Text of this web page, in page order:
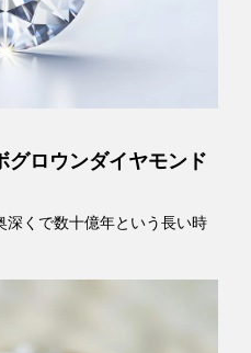
グロウンダイヤモンド
深くで数十億年という長い時